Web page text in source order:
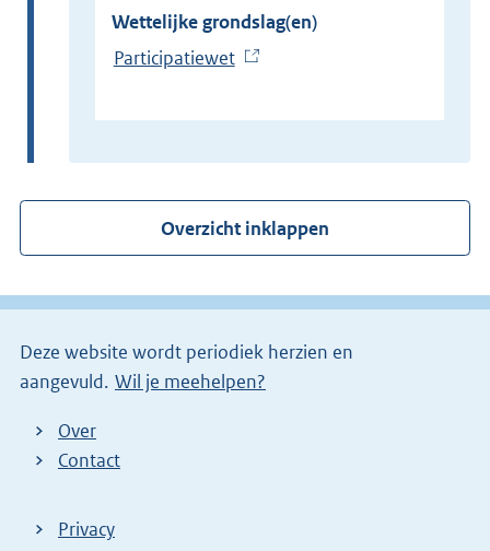
Wettelijke grondslag(en)
Participatiewet(
x
r
n
l
n
k
Overzicht inklappen
Deze website wordt periodiek herzien en
aangevuld. Wil je meehelpen?
Over
Contact
Privacy